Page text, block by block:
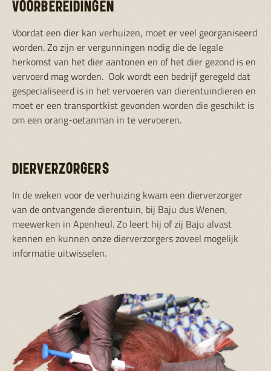
VOORBEREIDINGEN
Voordat een dier kan verhuizen, moet er veel georganiseerd
worden. Zo zijn er vergunningen nodig die de legale
herkomst van het dier aantonen en of het dier gezond is en
vervoerd mag worden. Ook wordt een bedrijf geregeld dat
gespecialiseerd is in het vervoeren van dierentuindieren en
moet er een transportkist gevonden worden die geschikt is
om een orang-oetanman in te vervoeren.
DIERVERZORGERS
In de weken voor de verhuizing kwam een dierverzorger
van de ontvangende dierentuin, bij Baju dus Wenen,
meewerken in Apenheul. Zo leert hij of zij Baju alvast
kennen en kunnen onze dierverzorgers zoveel mogelijk
informatie uitwisselen.